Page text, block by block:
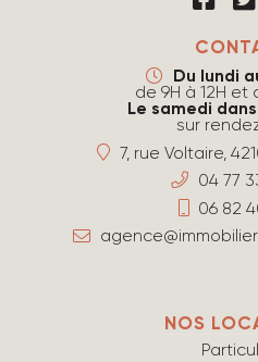
Du lundi
de 9H à 12H et
Le samedi
sur
7, rue Voltaire,
04 77
06 82
NOS